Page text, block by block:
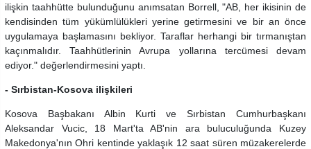
ilişkin taahhütte bulunduğunu anımsatan Borrell, "AB, her ikisinin de
kendisinden tüm yükümlülükleri yerine getirmesini ve bir an önce
uygulamaya başlamasını bekliyor. Taraflar herhangi bir tırmanıştan
kaçınmalıdır. Taahhütlerinin Avrupa yollarına tercümesi devam
ediyor." değerlendirmesini yaptı.
- Sırbistan-Kosova ilişkileri
Kosova Başbakanı Albin Kurti ve Sırbistan Cumhurbaşkanı
Aleksandar Vucic, 18 Mart'ta AB'nin ara buluculuğunda Kuzey
Makedonya'nın Ohri kentinde yaklaşık 12 saat süren müzakerelerde